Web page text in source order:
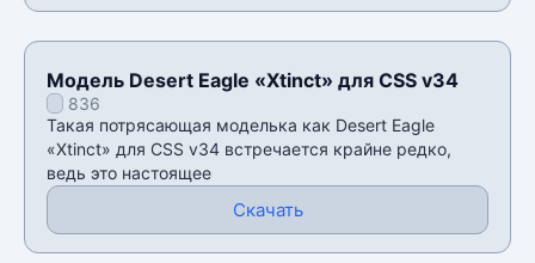
Модель Desert Eagle «Xtinct» для CSS v34
836
Такая потрясающая моделька как Desert Eagle
«Xtinct» для CSS v34 встречается крайне редко,
ведь это настоящее
Скачать